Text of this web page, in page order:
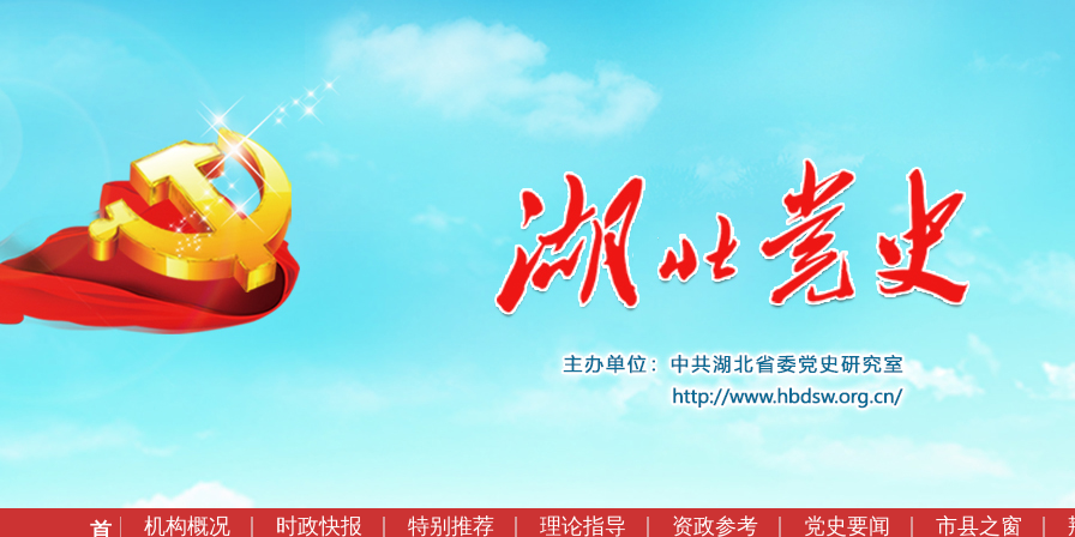
首 机构概况 时政快报 特别推荐 理论指导 资政参考 党史要闻 市县之窗